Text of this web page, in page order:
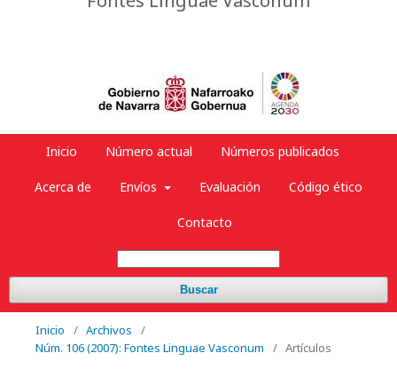
Inicio Número actual Números publicados
Acerca de Envíos Evaluación Código ético
Contacto
Buscar
Inicio / Archivos
/
Núm. 106 (2007): Fontes Linguae Vasconum
/ Artículos